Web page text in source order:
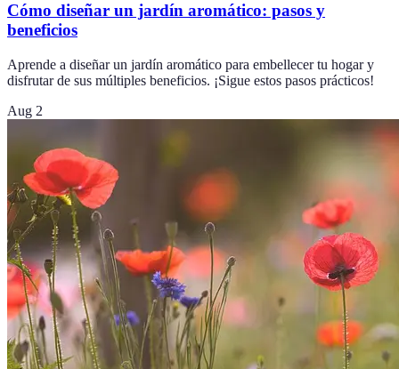
Cómo diseñar un jardín aromático: pasos y
beneficios
Aprende a diseñar un jardín aromático para embellecer tu hogar y
disfrutar de sus múltiples beneficios. ¡Sigue estos pasos prácticos!
Aug 2